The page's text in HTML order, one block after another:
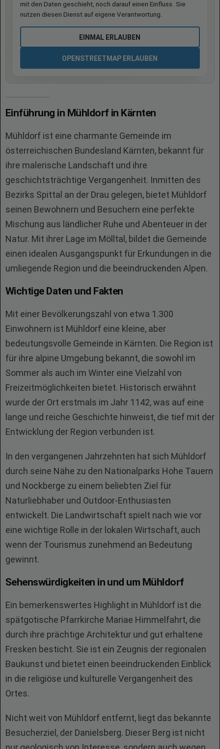
mit den Daten geschieht, noch darauf einen Einfluss. Sie
nutzen diesen Dienst auf eigene Verantwortung.
EINMAL ERLAUBEN
OPENSTREETMAP ERLAUBEN
Einführung in Mühldorf in Kärnten
Mühldorf ist eine charmante Gemeinde im
österreichischen Bundesland Kärnten, bekannt für
ihre malerische Landschaft und ihre
geschichtsträchtige Vergangenheit. Inmitten des
Bezirks Spittal an der Drau gelegen, bietet Mühldorf
seinen Bewohnern und Besuchern eine perfekte
Mischung aus ländlicher Ruhe und Abenteuer in der
Natur. Mit ihrer Lage im Mölltal, bildet die Gemeinde
einen idealen Ausgangspunkt für Erkundungen in die
umliegende Region und die beeindruckenden Alpen.
Wichtige Daten und Fakten
Mit einer Bevölkerungszahl von etwa 1.300
Einwohnern ist Mühldorf eine kleine, aber
bedeutungsvolle Gemeinde in Kärnten. Die Region ist
für ihre alpine Umgebung bekannt, die sowohl im
Sommer als auch im Winter eine Vielzahl von
Freizeitmöglichkeiten bietet. Historisch erwähnt
wurde der Ort erstmals im Jahr 1142, was auf eine
lange und reiche Geschichte hinweist, die tief mit der
Entwicklung der Region verbunden ist.
In den vergangenen Jahrzehnten hat sich Mühldorf
durch seine Nähe zu den Nationalparks Hohe Tauern
und Nockberge zu einem beliebten Ziel für
Naturliebhaber und Outdoor-Enthusiasten
entwickelt. Die Landwirtschaft spielt nach wie vor
eine wichtige Rolle in der lokalen Wirtschaft, auch
wenn der Tourismus zunehmend an Bedeutung
gewinnt.
Sehenswürdigkeiten in und um Mühldorf
Ein bemerkenswertes Highlight in Mühldorf ist die
spätgotische Pfarrkirche Mariae Himmelfahrt, die
durch ihre prächtige Architektur und gut erhaltene
Fresken besticht. Sie ist ein Zeugnis der regionalen
Baukunst und bietet einen beeindruckenden Einblick
in die religiöse und kulturelle Vergangenheit des
Ortes.
Nicht weit von Mühldorf entfernt, liegt das bekannte
Besucherziel, der Danielsberg. Dieser Berg ist nicht